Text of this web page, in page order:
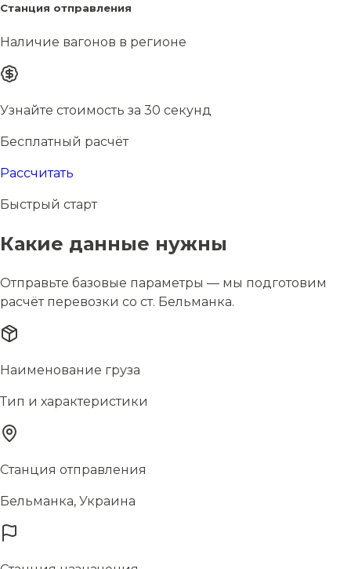
Станция отправления
Наличие вагонов в регионе
Узнайте стоимость за 30 секунд
Бесплатный расчёт
Рассчитать
Быстрый старт
Какие данные нужны
Отправьте базовые параметры — мы подготовим
расчёт перевозки со ст. Бельманка.
Наименование груза
Тип и характеристики
Станция отправления
Бельманка, Украина